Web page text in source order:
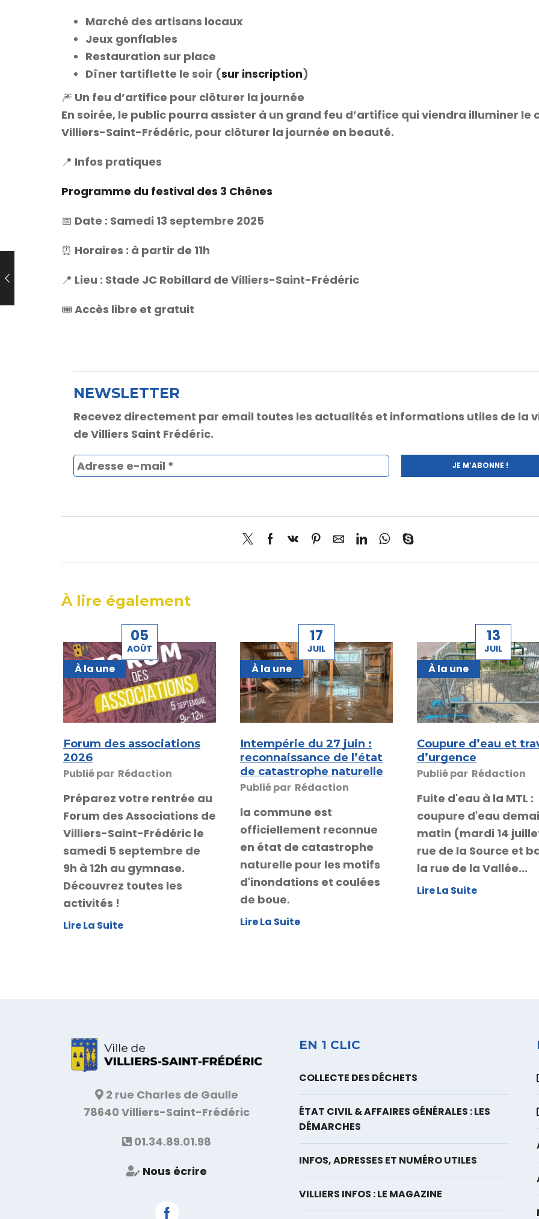
Marché des artisans locaux
Jeux gonflables
Restauration sur place
Dîner tartiflette le soir (sur inscription)
🎆 Un feu d’artifice pour clôturer la journée
En soirée, le public pourra assister à un grand feu d’artifice qui viendra illuminer le
Villiers-Saint-Frédéric, pour clôturer la journée en beauté.
📍 Infos pratiques
Programme du festival des 3 Chênes
📅 Date : Samedi 13 septembre 2025
⏰ Horaires : à partir de 11h
📍 Lieu : Stade JC Robillard de Villiers-Saint-Frédéric
🎟️ Accès libre et gratuit
NEWSLETTER
Recevez directement par email toutes les actualités et informations utiles de la
de Villiers Saint Frédéric.
À lire également
05
AOÛT
À la une
Forum des associations
2026
Publié par Rédaction
Préparez votre rentrée au
Forum des Associations de
Villiers-Saint-Frédéric le
samedi 5 septembre de
9h à 12h au gymnase.
Découvrez toutes les
activités !
Lire La Suite
17
JUIL
À la une
Intempérie du 27 juin :
reconnaissance de l’état
de catastrophe naturelle
Publié par Rédaction
la commune est
officiellement reconnue
en état de catastrophe
naturelle pour les motifs
d'inondations et coulées
de boue.
Lire La Suite
13
JUIL
À la une
Coupure d’eau et
d’urgence
Publié par Rédaction
Fuite d'eau à la MTL :
coupure d'eau
matin (mardi 14
rue de la Source et
la rue de la Vallée...
Lire La Suite
2 rue Charles de Gaulle
78640 Villiers-Saint-Frédéric
01.34.89.01.98
Nous écrire
EN 1 CLIC
COLLECTE DES DÉCHETS
ÉTAT CIVIL & AFFAIRES GÉNÉRALES : LES
DÉMARCHES
INFOS, ADRESSES ET NUMÉRO UTILES
VILLIERS INFOS : LE MAGAZINE